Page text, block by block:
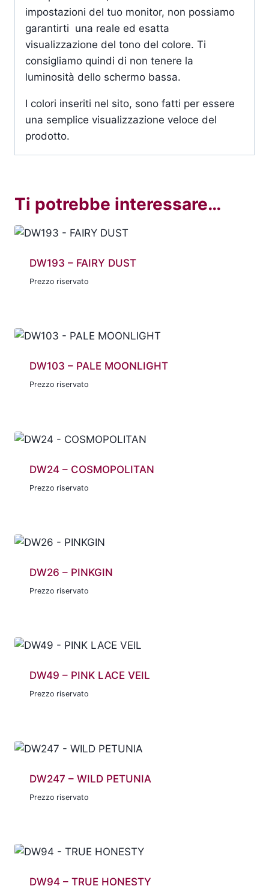
impostazioni del tuo monitor, non possiamo
garantirti una reale ed esatta
visualizzazione del tono del colore. Ti
consigliamo quindi di non tenere la
luminosità dello schermo bassa.
I colori inseriti nel sito, sono fatti per essere
una semplice visualizzazione veloce del
prodotto.
Ti potrebbe interessare…
DW193 – FAIRY DUST
Prezzo riservato
DW103 – PALE MOONLIGHT
Prezzo riservato
DW24 – COSMOPOLITAN
Prezzo riservato
DW26 – PINKGIN
Prezzo riservato
DW49 – PINK LACE VEIL
Prezzo riservato
DW247 – WILD PETUNIA
Prezzo riservato
DW94 – TRUE HONESTY